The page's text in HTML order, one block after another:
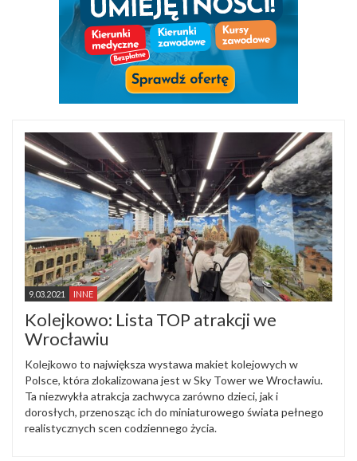
9.03.2021 INNE
Kolejkowo: Lista TOP atrakcji we
Wrocławiu
Kolejkowo to największa wystawa makiet kolejowych w
Polsce, która zlokalizowana jest w Sky Tower we Wrocławiu.
Ta niezwykła atrakcja zachwyca zarówno dzieci, jak i
dorosłych, przenosząc ich do miniaturowego świata pełnego
realistycznych scen codziennego życia.